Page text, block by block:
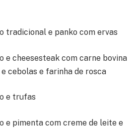
tradicional e panko com ervas
e cheesesteak com carne bovina
cebolas e farinha de rosca
e trufas
e pimenta com creme de leite e